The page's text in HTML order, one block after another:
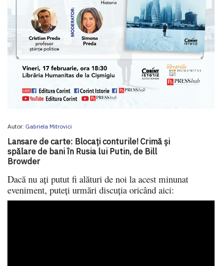
Autor: Gabriela Mitrovici
Lansare de carte: Blocați conturile! Crimă și
spălare de bani în Rusia lui Putin, de Bill
Browder
Dacă nu ați putut fi alături de noi la acest minunat
eveniment, puteți urmări discuția oricând aici: